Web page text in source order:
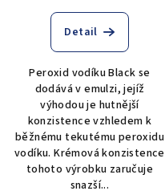
Detail
Peroxid vodíku Black se
dodává v emulzi, jejíž
výhodou je hutnější
konzistence vzhledem k
běžnému tekutému peroxidu
vodíku. Krémová konzistence
tohoto výrobku zaručuje
snazší...